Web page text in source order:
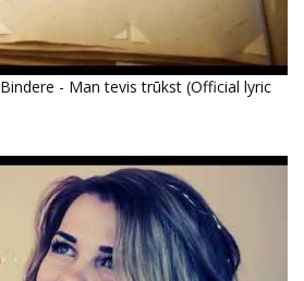
- Man tevis trūkst (Official lyric